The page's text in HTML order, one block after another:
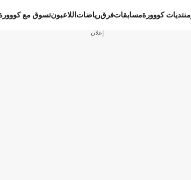
منتديات كووورةمسابقاتفرقرياضات اللاعبونتسوق مع
إعلان